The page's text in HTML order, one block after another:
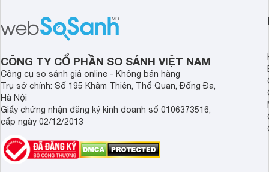
Công nghệ hình ảnh
UHD Dimming
Motion
Contrast
Auto Game
Bộ xử lý Crystal
Tần số quét thực
Công nghệ âm thanh
CÔNG TY CỔ PHẦN SO SÁNH VIỆT NAM
Công cụ so sánh giá online - Không bán hàng
Trụ sở chính: Số 195 Khâm Thiên, Thổ Quan, Đống Đa,
Hà Nội
Giấy chứng nhận đăng ký kinh doanh số 0106373516,
cấp ngày 02/12/2013